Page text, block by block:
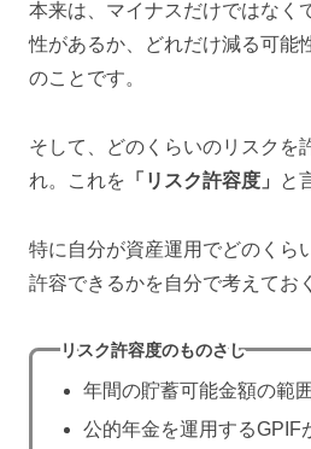
本来は、マイナスだけではなく
性があるか、どれだけ減る可能
のことです。
そして、どのくらいのリスクを
れ。これを 「リスク許容度」 と
特に自分が資産運用でどのくら
許容できるかを自分で考えてお
リスク許容度のものさし
年間の貯蓄可能金額の範
公的年金を運用するGPIF